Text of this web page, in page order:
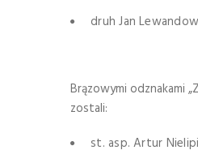
druh Jan
Brązowymi odznakami
zostali:
st. asp. Artur